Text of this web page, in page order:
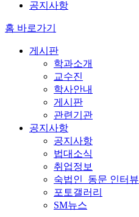
공지사항
홈 바로가기
게시판
학과소개
교수진
학사안내
게시판
관련기관
공지사항
공지사항
법대소식
취업정보
숙법인_동문 인터뷰
포토갤러리
SM뉴스